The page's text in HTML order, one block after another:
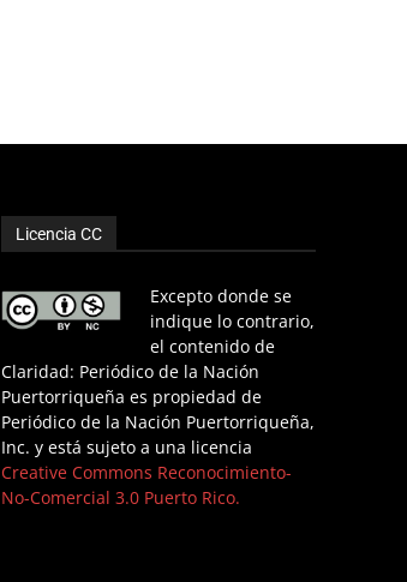
Licencia CC
Excepto donde se
indique lo contrario,
el contenido de
Claridad: Periódico de la Nación
Puertorriqueña es propiedad de
Periódico de la Nación Puertorriqueña,
Inc. y está sujeto a una licencia
Creative Commons Reconocimiento-
No-Comercial 3.0 Puerto Rico.